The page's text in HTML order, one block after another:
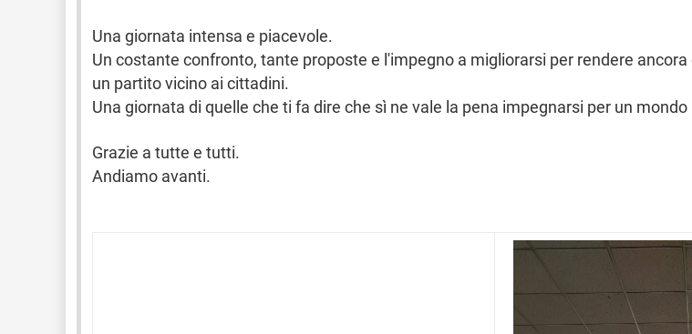
Una giornata intensa e piacevole.
Un costante confronto, tante proposte e l'impegno a migliorarsi per rendere
un partito vicino ai cittadini.
Una giornata di quelle che ti fa dire che sì ne vale la pena impegnarsi per un
Grazie a tutte e tutti.
Andiamo avanti.